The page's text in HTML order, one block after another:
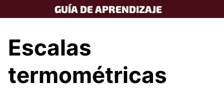
to
GUÍA DE APRENDIZAJE
Escalas
termométricas